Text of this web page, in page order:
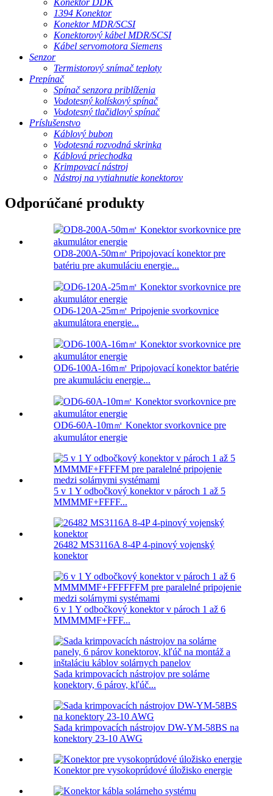
1394 Konektor
Konektor MDR/SCSI
Konektorový kábel MDR/SCSI
Kábel servomotora Siemens
Senzor
Termistorový snímač teploty
Prepínač
Spínač senzora priblíženia
Vodotesný kolískový spínač
Vodotesný tlačidlový spínač
Príslušenstvo
Káblový bubon
Vodotesná rozvodná skrinka
Káblová priechodka
Krimpovací nástroj
Nástroj na vytiahnutie konektorov
Odporúčané produkty
OD8-200A-50m㎡ Pripojovací konektor pre
batériu pre akumuláciu energie...
OD6-120A-25m㎡ Pripojenie svorkovnice
akumulátora energie...
OD6-100A-16m㎡ Pripojovací konektor batérie
pre akumuláciu energie...
OD6-60A-10m㎡ Konektor svorkovnice pre
akumulátor energie
5 v 1 Y odbočkový konektor v pároch 1 až 5
MMMMF+FFFF...
26482 MS3116A 8-4P 4-pinový vojenský
konektor
6 v 1 Y odbočkový konektor v pároch 1 až 6
MMMMMF+FFF...
Sada krimpovacích nástrojov pre solárne
konektory, 6 párov, kľúč...
Sada krimpovacích nástrojov DW-YM-58BS na
konektory 23-10 AWG
Konektor pre vysokoprúdové úložisko energie